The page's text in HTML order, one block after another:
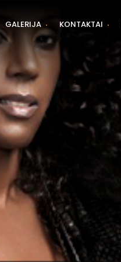
GALERIJA KONTAKTAI